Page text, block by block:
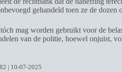
gehandeld toen ze de
mag worden gebruikt voor de
van de politie, hoewel onjuist,
| 10-07-2025